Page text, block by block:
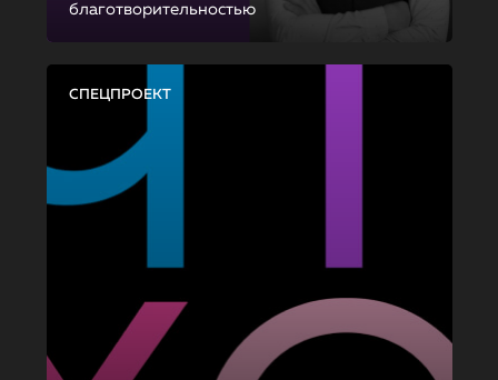
благотворительностью
СПЕЦПРОЕКТ